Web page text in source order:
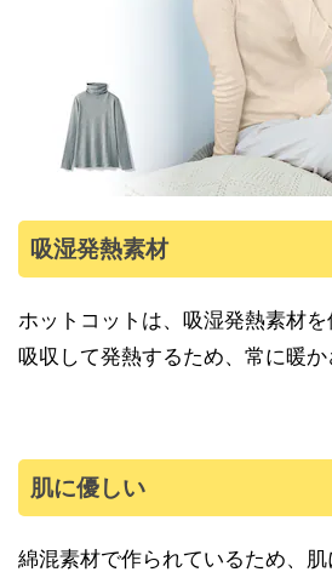
吸湿発熱素材
ホットコットは、吸湿発熱素材
吸収して発熱するため、常に暖か
肌に優しい
綿混素材で作られているため、